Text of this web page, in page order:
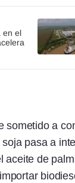
en el
a
pasa a
de